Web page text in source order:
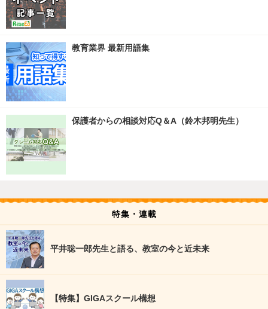
教育業界 最新用語集
保護者からの相談対応Q＆A（鈴木邦明先生）
特集・連載
平井聡一郎先生と語る、教室の今と近未来
【特集】GIGAスクール構想